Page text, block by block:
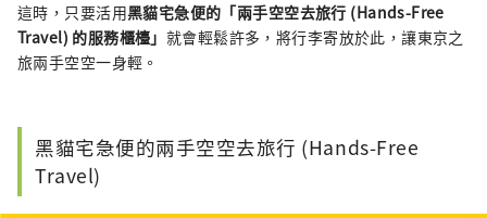
這時，只要活用黑貓宅急便的「兩手空空去旅行 (Hands-Free
Travel) 的服務櫃檯」 就會輕鬆許多，將行李寄放於此，讓東京之
旅兩手空空一身輕。
黑貓宅急便的兩手空空去旅行 (Hands-Free
Travel)